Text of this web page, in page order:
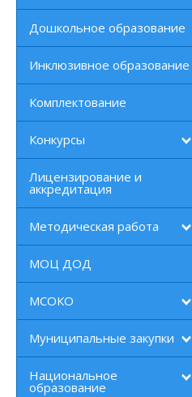
Дошкольное образование
Инклюзивное образование
Комплектование
Конкурсы
Лицензирование и
аккредитация
Методическая работа
МОЦ ДОД
МСОКО
Муниципальные закупки
Национальное
образование